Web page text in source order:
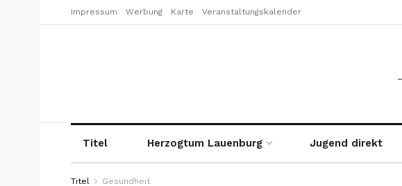
Impressum Werbung Karte Veranstaltungskalender
Titel Herzogtum Lauenburg Jugend direkt
Titel Gesundheit